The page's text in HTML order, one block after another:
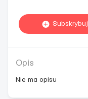
Subskrybuj
Opis
Nie ma opisu